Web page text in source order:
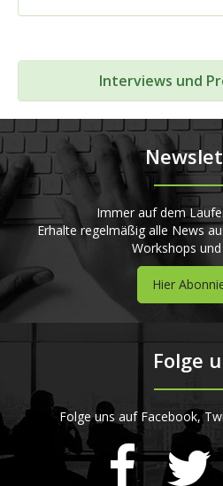
Interviews und
Immer auf dem
Erhalte regelmäßig alle News
Workshops und
Hier
Folge
Folge uns auf Facebook,